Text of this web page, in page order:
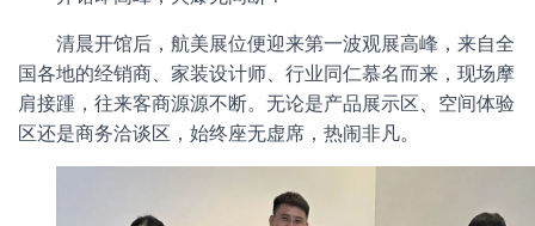
清晨开馆后，航美展位便迎来第一波观展高峰，来自全
国各地的经销商、家装设计师、行业同仁慕名而来，现场摩
肩接踵，往来客商源源不断。无论是产品展示区、空间体验
区还是商务洽谈区，始终座无虚席，热闹非凡。